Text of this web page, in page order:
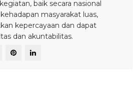
baik secara nasional
masyarakat luas,
kepercayaan dan dapat
dan akuntabilitas.